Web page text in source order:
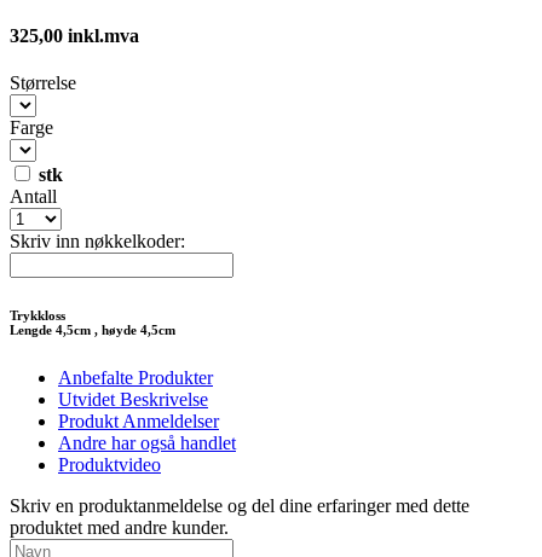
325,00 inkl.mva
Størrelse
Farge
stk
Antall
Skriv inn nøkkelkoder:
Trykkloss
Lengde 4,5cm , høyde 4,5cm
Anbefalte Produkter
Utvidet Beskrivelse
Produkt Anmeldelser
Andre har også handlet
Produktvideo
Skriv en produktanmeldelse og del dine erfaringer med dette
produktet med andre kunder.